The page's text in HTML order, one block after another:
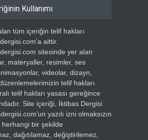
Kullanımı
tüm içeriğin telif hakları
aittir.
sitesinde yer alan
materyaller, resimler, ses
videolar, dizayn,
telif hakları
telif hakları yasası gereğince
Site içeriği, İktibas Dergisi
yazılı izni olmaksızın
bir şekilde
dağıtılamaz, değiştirilemez,